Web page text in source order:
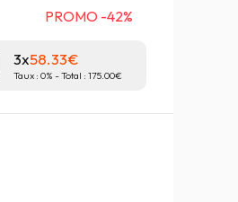
PROMO -42%
3x58.33
Taux : 0% - Total : 175.00